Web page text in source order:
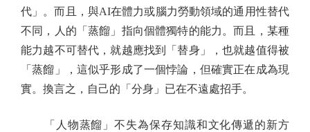
代」。而且，與AI在體力或腦力勞動領域的通用性替代
不同，人的「蒸餾」指向個體獨特的能力。而且，某種
能力越不可替代，就越應找到「替身」，也就越值得被
「蒸餾」，這似乎形成了一個悖論，但確實正在成為現
實。換言之，自己的「分身」已在不遠處招手。
「人物蒸餾」不失為保存知識和文化傳遞的新方